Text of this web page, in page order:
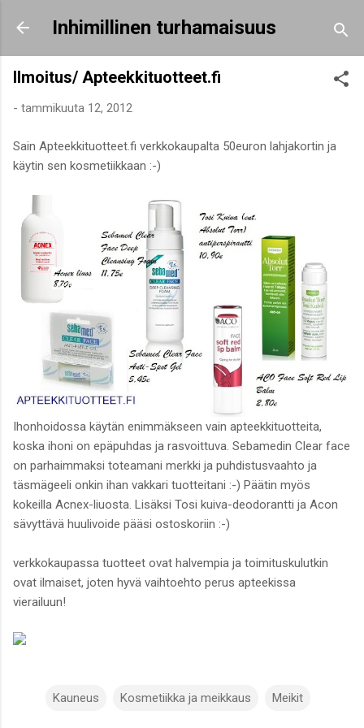
Siirry pääsisältöön
Inhimillinen turhamaisuus
Ilmoitus/ Apteekkituotteet.fi
- tammikuuta 12, 2012
Sain Apteekkituotteet.fi verkkokaupalta 50euron lahjakortin ja
käytin sen kosmetiikkaan :-)
Ihonhoidossa käytän enimmäkseen vain apteekkituotteita,
koska ihoni on epäpuhdas ja rasvoittuva. Sebamedin Clear face
on parhaimmaksi toteamani merkki ja puhdistusvaahto ja
täsmägeeli onkin ihan vakkari tuotteitani :-) Päätin myös
kokeilla Acnex-liuosta. Lisäksi Tosi kuiva-deodorantti ja Acon
sävyttävä huulivoide pääsi ostoskoriin :-)
verkkokaupassa tuotteet ovat halvempia ja toimituskulutkin
ovat ilmaiset, joten hyvä vaihtoehto perus apteekissa
vierailuun!
Kauneus Kosmetiikka ja meikkaus Meikit